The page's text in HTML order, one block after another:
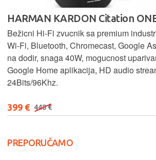
HARMAN KARDON Citation
Bežicni Hi-Fi zvucnik sa premium
Wi-Fi, Bluetooth, Chromecast, Google
na dodir, snaga 40W, mogucnost
Google Home aplikacija, HD audio
24Bits/96Khz.
399 € 448 €
PREPORUČAMO